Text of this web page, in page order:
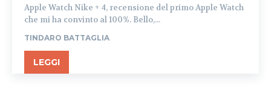
Apple Watch Nike + 4, recensione del primo Apple Watch
che mi ha convinto al 100%. Bello,...
TINDARO BATTAGLIA
LEGGI